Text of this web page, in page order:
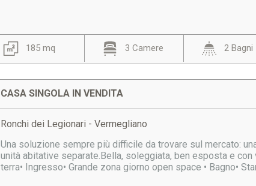
185 mq 3 Camere 2 Bagni
CASA SINGOLA IN VENDITA
Ronchi dei Legionari - Vermegliano
Una soluzione sempre più difficile da trovare sul mercato:
unità abitative separate.Bella, soleggiata, ben esposta e
terra• Ingresso• Grande zona giorno open space • Bagno•